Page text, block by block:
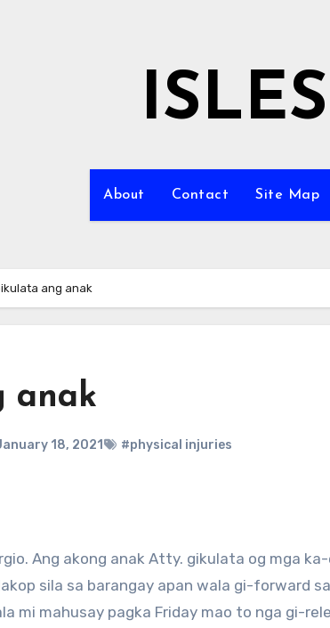
About Contact Site Map
ang anak
anak
18, 2021 #physical injuries
Ang akong anak Atty. gikulata og mga
sila sa barangay apan wala gi-forward
mi mahusay pagka Friday mao to nga gi-